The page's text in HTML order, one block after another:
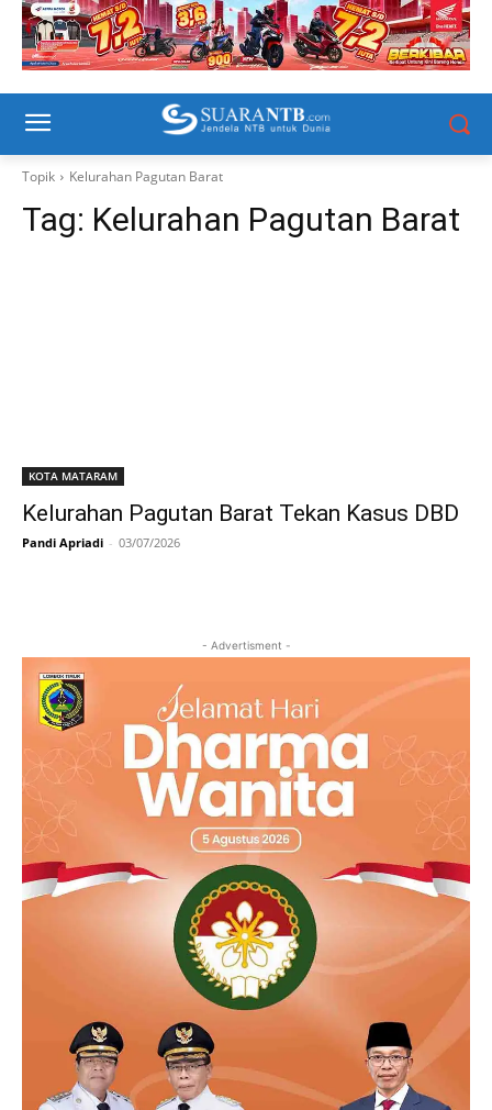
Topik Kelurahan Pagutan Barat
Tag: Kelurahan Pagutan Barat
KOTA MATARAM
Kelurahan Pagutan Barat Tekan Kasus DBD
Pandi Apriadi - 03/07/2026
- Advertisment -